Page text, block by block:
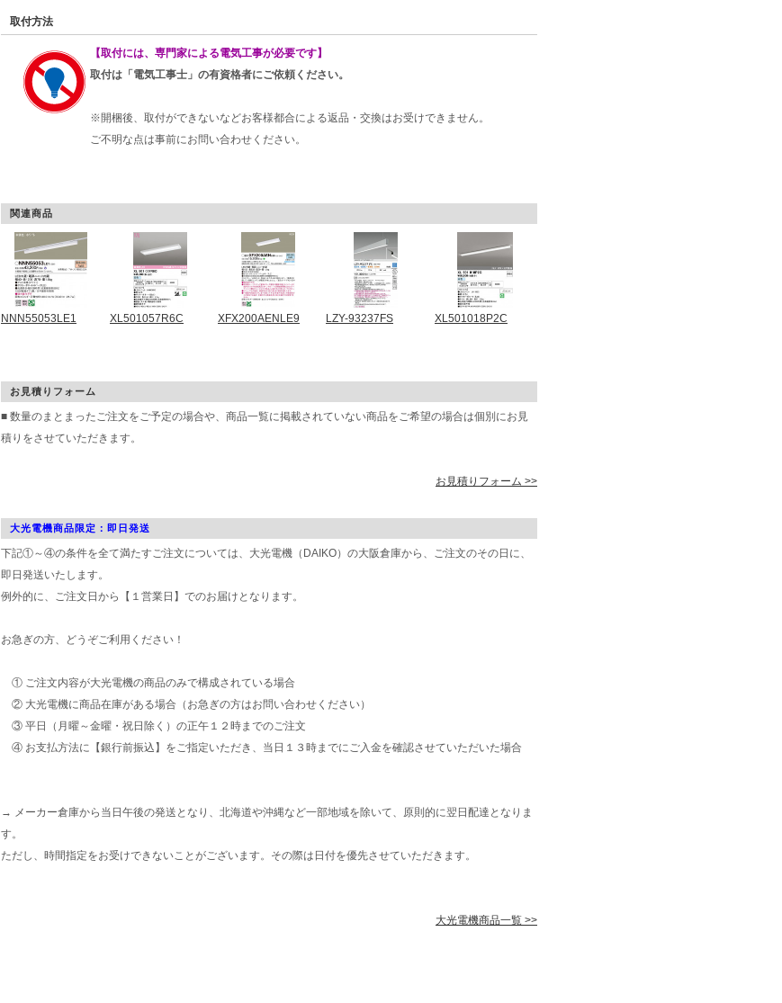
取付方法
【取付には、専門家による電気工事が必要です】
取付は「電気工事士」の有資格者にご依頼ください。
※開梱後、取付ができないなどお客様都合による返品・交換はお受けできません。
ご不明な点は事前にお問い合わせください。
関連商品
NNN55053LE1 XL501057R6C XFX200AENLE9 LZY-93237FS XL501018P2C
お見積りフォーム
■ 数量のまとまったご注文をご予定の場合や、商品一覧に掲載されていない商品をご希望の場合は個別にお見
積りをさせていただきます。
お見積りフォーム >>
大光電機商品限定：即日発送
下記①～④の条件を全て満たすご注文については、大光電機（DAIKO）の大阪倉庫から、ご注文のその日に、
即日発送いたします。
例外的に、ご注文日から【１営業日】でのお届けとなります。
お急ぎの方、どうぞご利用ください！
① ご注文内容が大光電機の商品のみで構成されている場合
② 大光電機に商品在庫がある場合（お急ぎの方はお問い合わせください）
③ 平日（月曜～金曜・祝日除く）の正午１２時までのご注文
④ お支払方法に【銀行前振込】をご指定いただき、当日１３時までにご入金を確認させていただいた場合
→ メーカー倉庫から当日午後の発送となり、北海道や沖縄など一部地域を除いて、原則的に翌日配達となりま
す。
ただし、時間指定をお受けできないことがございます。その際は日付を優先させていただきます。
大光電機商品一覧 >>